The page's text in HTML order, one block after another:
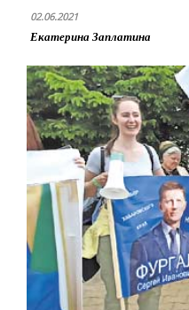
02.06.2021
Екатерина Заплатина